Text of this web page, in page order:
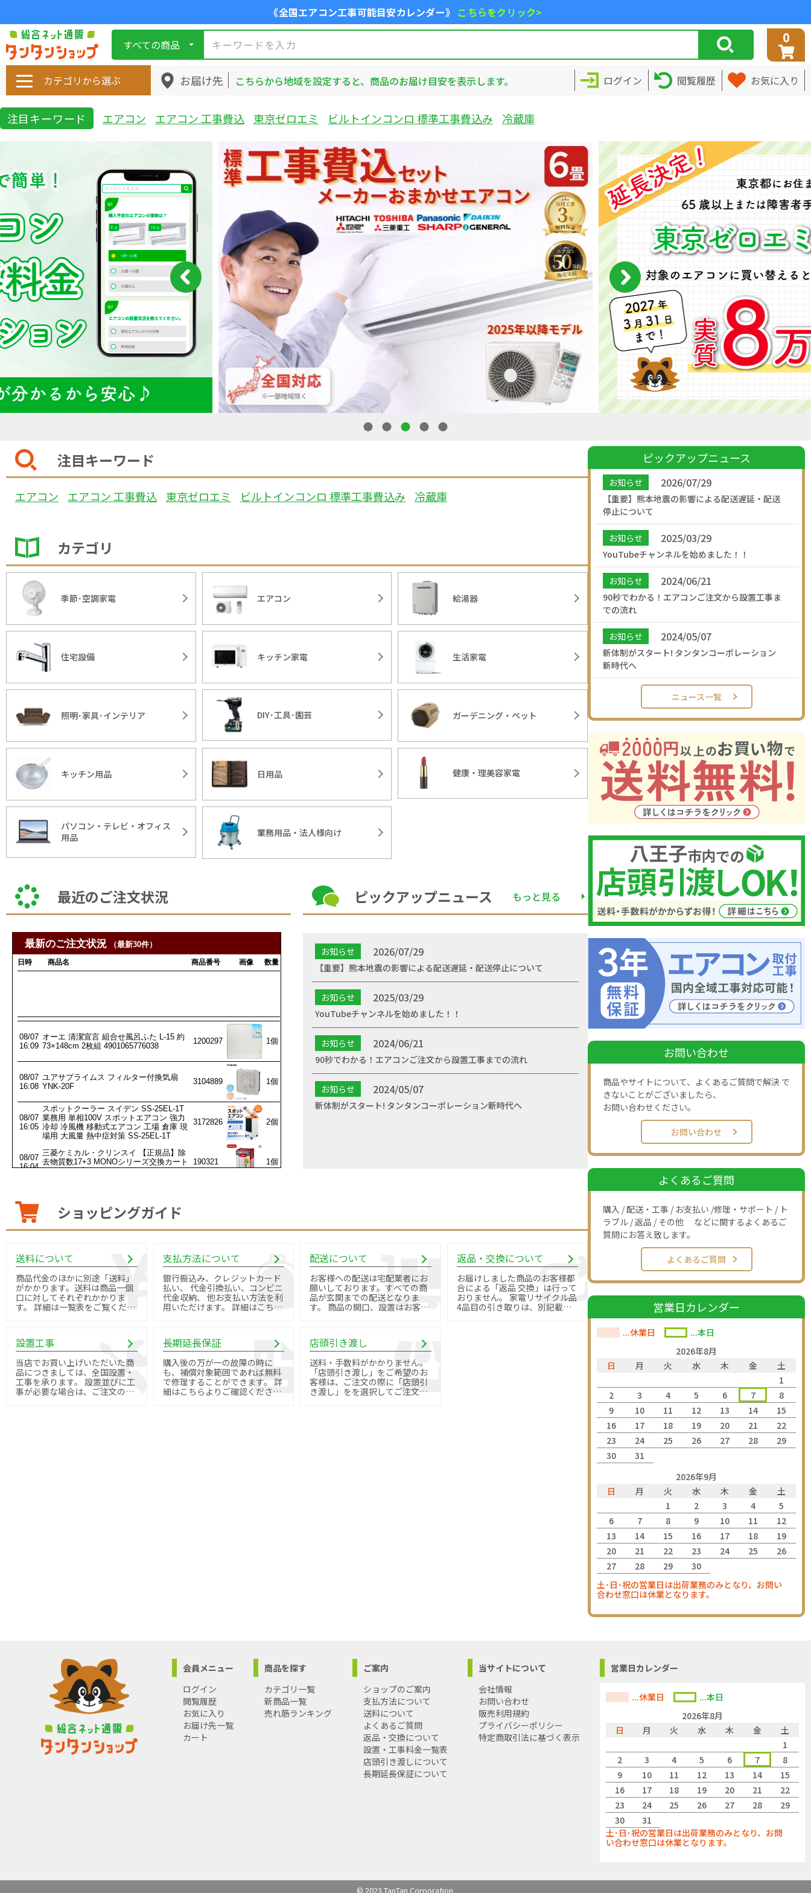
《全国エアコン工事可能目安カレンダー》 こちらをクリック>
すべての商品 0
カテゴリから選ぶ お届け先 こちらから地域を設定すると、商品のお届け目安を表示します。 ログイン 閲覧履歴 お気に入り
注目キーワード エアコン エアコン 工事費込 東京ゼロエミ ビルトインコンロ 標準工事費込み 冷蔵庫
1 2 3 4 5
注目キーワード
エアコン エアコン 工事費込 東京ゼロエミ ビルトインコンロ 標準工事費込み 冷蔵庫
カテゴリ
季節･空調家電 エアコン 給湯器
住宅設備 キッチン家電 生活家電
照明･家具･インテリア DIY･工具･園芸 ガーデニング・ペット
キッチン用品 日用品 健康・理美容家電
パソコン・テレビ・オフィス
用品
業務用品・法人様向け
最近のご注文状況 ピックアップニュース もっと見る
お知らせ 2026/07/29
【重要】熊本地震の影響による配送遅延・配送停止について
お知らせ 2025/03/29
YouTubeチャンネルを始めました！！
お知らせ 2024/06/21
90秒でわかる！エアコンご注文から設置工事までの流れ
お知らせ 2024/05/07
新体制がスタート! タンタンコーポレーション新時代へ
ショッピングガイド
送料について
商品代金のほかに別途「送料」
がかかります。送料は商品一個
口に対してそれぞれかかりま
す。 詳細は一覧表をご覧くださ
支払方法について
銀行振込み、クレジットカード
払い、 代金引換払い、コンビニ
代金収納、 他お支払い方法を利
用いただけます。 詳細はこちら
配送について
お客様への配送は宅配業者にお
願いしております。すべての商
品が玄関までの配送となりま
す。 商品の開口、設置はお客様
返品・交換について
お届けしました商品のお客様都
合による「返品 交換」は行って
おりません。 家電リサイクル品
4品目の引き取りは、別記載の
設置工事
当店でお買い上げいただいた商
品につきましては、全国設置・
工事を承ります。 設置並びに工
事が必要な場合は、ご注文の際
長期延長保証
購入後の万が一の故障の時に
も、補償対象範囲であれば無料
で修理することができます。 詳
細はこちらよりご確認くださ
店頭引き渡し
送料・手数料がかかりません。
「店頭引き渡し」をご希望のお
客様は、ご注文の際に「店頭引
き渡し」をを選択してご注文く
ピックアップニュース
お知らせ 2026/07/29
【重要】熊本地震の影響による配送遅延・配送
停止について
お知らせ 2025/03/29
YouTubeチャンネルを始めました！！
お知らせ 2024/06/21
90秒でわかる！エアコンご注文から設置工事ま
での流れ
お知らせ 2024/05/07
新体制がスタート! タンタンコーポレーション
新時代へ
ニュース一覧
お問い合わせ
商品やサイトについて、よくあるご質問で解決 で
きないことがございましたら、
お問い合わせください。
お問い合わせ
よくあるご質問
購入 / 配送・工事 / お支払い /修理・サポート / ト
ラブル / 返品 / その他 などに関するよくあるご
質問にお答え致します。
よくあるご質問
営業日カレンダー
...休業日
...本日
2026年8月
日
月 火 水 木 金
土
1
2
3 4 5 6 7
8
9
10 11 12 13 14
15
16
17 18 19 20 21
22
23
24 25 26 27 28
29
30
31
2026年9月
日
月 火 水 木 金
土
1
2 3 4
5
6
7 8 9 10 11
12
13
14 15 16 17 18
19
20
21 22 23 24 25
26
27
28 29
30
土･日･祝の営業日は出荷業務のみとなり、お問い
合わせ窓口は休業となります。
会員メニュー
ログイン
閲覧履歴
お気に入り
お届け先一覧
カート
商品を探す
カテゴリ一覧
新商品一覧
売れ筋ランキング
ご案内
ショップのご案内
支払方法について
送料について
よくあるご質問
返品・交換について
設置・工事料金一覧表
店頭引き渡しについて
長期延長保証について
当サイトについて
会社情報
お問い合わせ
販売利用規約
プライバシーポリシー
特定商取引法に基づく表示
営業日カレンダー
...休業日
...本日
2026年8月
日
月 火 水 木 金
土
1
2
3 4 5 6 7
8
9
10 11 12 13 14
15
16
17 18 19 20 21
22
23
24 25 26 27 28
29
30
31
土･日･祝の営業日は出荷業務のみとなり、お問
い合わせ窓口は休業となります。
© 2023 TanTan Corporation.